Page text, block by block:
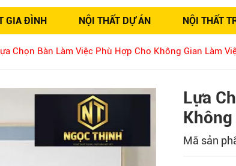
GIA ĐÌNH NỘI THẤT DỰ ÁN NỘI THẤT
Chọn Bàn Làm Việc Phù Hợp Cho Không Gian Làm
Lựa
Không
Mã sản